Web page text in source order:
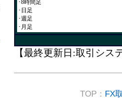
･8時間足
･日足
･週足
･月足
【最終更新日:取引シス
TOP： FX